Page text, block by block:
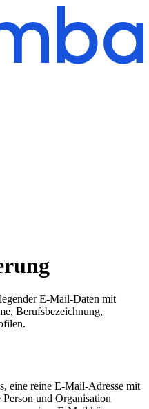
E-Mail-Daten mit
Berufsbezeichnung,
eine reine E-Mail-Adresse mit
und Organisation